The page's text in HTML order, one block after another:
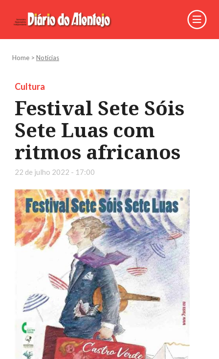
Home > Notícias
Cultura
Festival Sete Sóis
Sete Luas com
ritmos africanos
22 de julho 2022 - 17:00